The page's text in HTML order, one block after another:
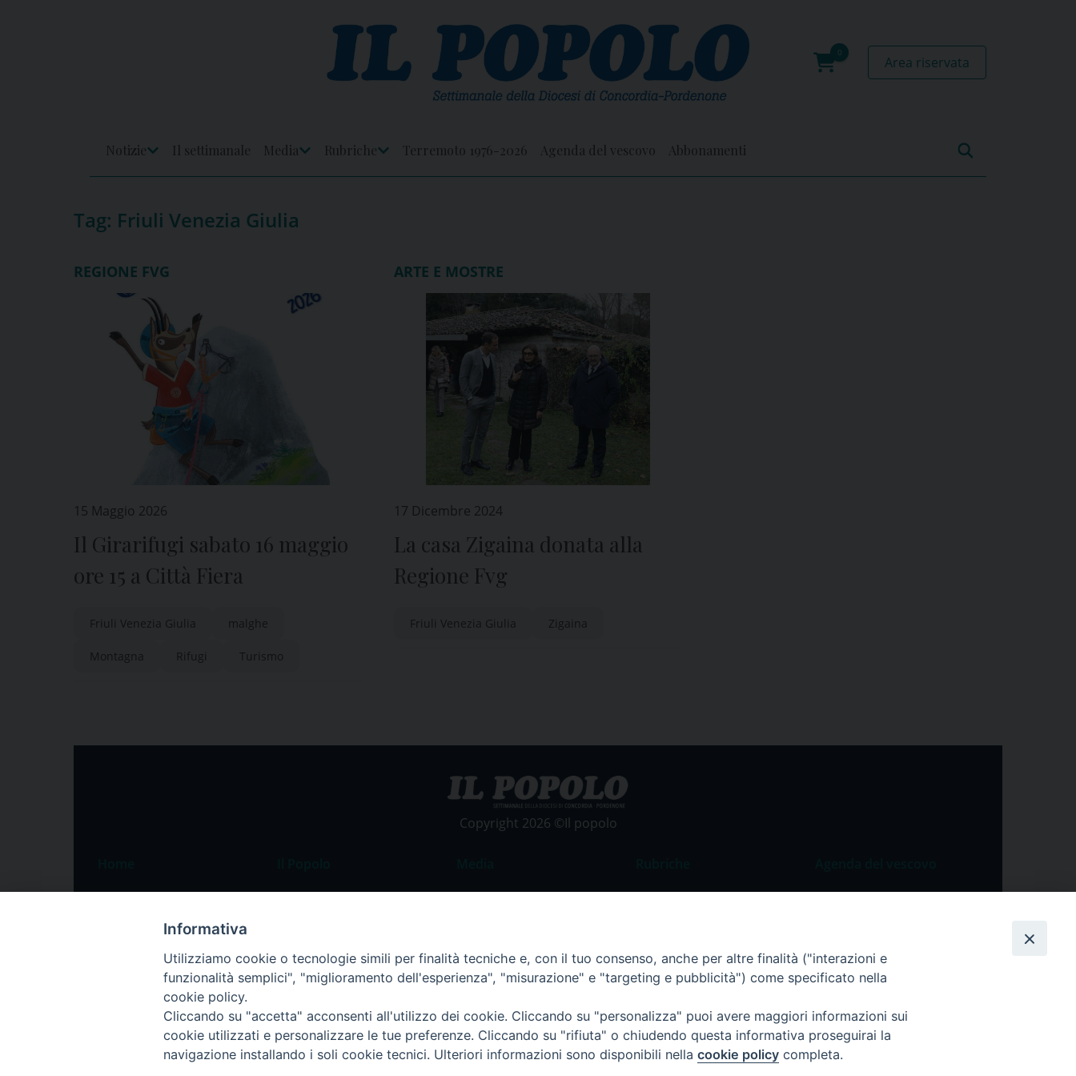
0
Area riservata
Notizie
Il settimanale
Media
Rubriche
Terremoto 1976-2026 Agenda del vescovo Abbonamenti
Tag: Friuli Venezia Giulia
REGIONE FVG
15 Maggio 2026
Il Girarifugi sabato 16 maggio
ore 15 a Città Fiera
Friuli Venezia Giulia malghe
Montagna Rifugi Turismo
ARTE E MOSTRE
17 Dicembre 2024
La casa Zigaina donata alla
Regione Fvg
Friuli Venezia Giulia Zigaina
Copyright 2026 ©Il popolo
Speciali
Pordenone
Portogruaro
Friuli Occidentale
Veneto Orientale
Il settimanale
La redazione
Pubblicità
Foto
Commento al Vangelo
Costume e Società
Apostolato della Preghiera
Regione FVG
Agenda del vescovo
Informativa
Utilizziamo cookie o tecnologie simili per finalità tecniche e, con il tuo consenso, anche per altre finalità ("interazioni e
funzionalità semplici", "miglioramento dell'esperienza", "misurazione" e "targeting e pubblicità") come specificato nella
cookie policy.
Cliccando su "accetta" acconsenti all'utilizzo dei cookie. Cliccando su "personalizza" puoi avere maggiori informazioni sui
cookie utilizzati e personalizzare le tue preferenze. Cliccando su "rifiuta" o chiudendo questa informativa proseguirai la
navigazione installando i soli cookie tecnici. Ulteriori informazioni sono disponibili nella cookie policy completa.